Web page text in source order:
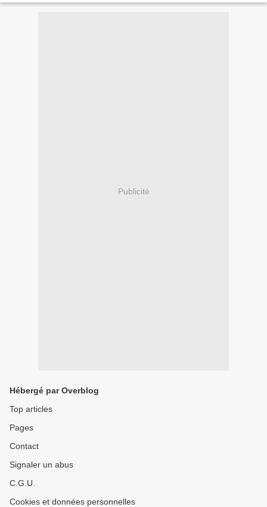
Publicité
Hébergé par Overblog
Top articles
Pages
Contact
Signaler un abus
C.G.U.
Cookies et données personnelles